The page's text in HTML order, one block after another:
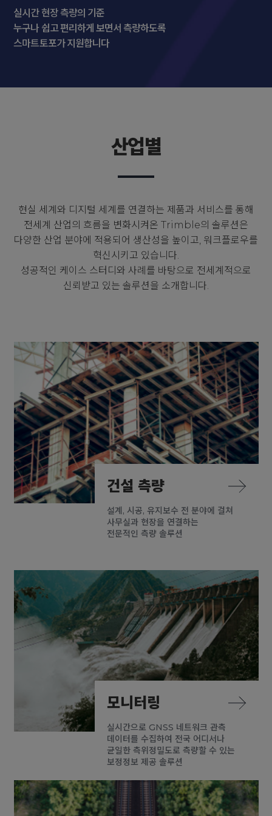
실시간 현장 측량의 기준
누구나 쉽고 편리하게 보면서 측량하도록
스마트토포가 지원합니다
산업별
현실 세계와 디지털 세계를 연결하는 제품과 서비스를 통해
전세계 산업의 흐름을 변화시켜온 Trimble의 솔루션은
다양한 산업 분야에 적용되어 생산성을 높이고, 워크플로우를
혁신시키고 있습니다.
성공적인 케이스 스터디와 사례를 바탕으로 전세계적으로
신뢰받고 있는 솔루션을 소개합니다.
건설 측량
설계, 시공, 유지보수 전 분야에 걸쳐
사무실과 현장을 연결하는
전문적인 측량 솔루션
모니터링
실시간으로 GNSS 네트워크 관측
데이터를 수집하여 전국 어디서나
균일한 측위정밀도로 측량할 수 있는
보정정보 제공 솔루션